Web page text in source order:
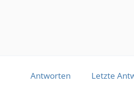
Antworten Letzte